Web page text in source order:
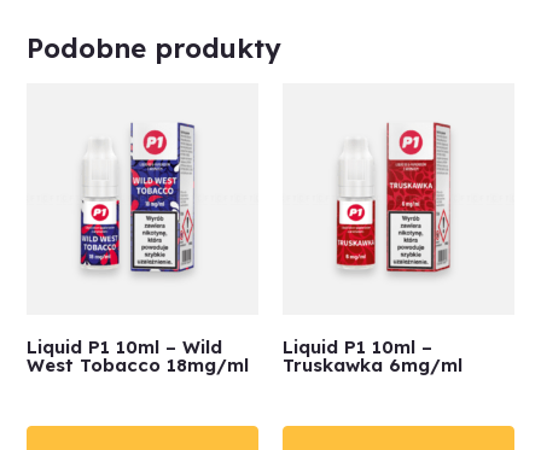
Podobne produkty
Liquid P1 10ml – Wild
West Tobacco 18mg/ml
Liquid P1 10ml –
Truskawka 6mg/ml